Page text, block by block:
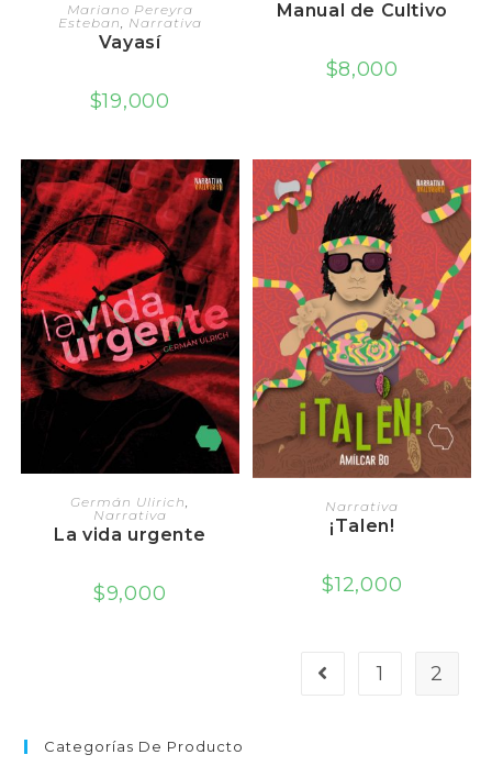
Mariano Pereyra
Esteban
Narrativa
Vayasí
$19,000
Manual de Cultivo
$8,000
AGREGAR AL CARRITO
Germán Ulirich
Narrativa
La vida urgente
$9,000
AGREGAR AL CARRITO
Narrativa
¡Talen!
$12,000
1 2
Categorías De Producto